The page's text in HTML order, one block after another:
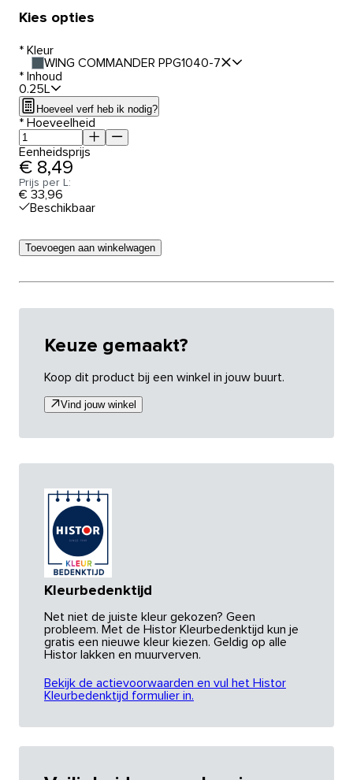
Kies opties
* Kleur
WING COMMANDER PPG1040-7
* Inhoud
0.25L
Hoeveel verf heb ik nodig?
* Hoeveelheid
Eenheidsprijs
€ 8,49
Prijs per L:
€ 33,96
Beschikbaar
Toevoegen aan winkelwagen
Keuze gemaakt?
Koop dit product bij een winkel in jouw buurt.
Vind jouw winkel
Kleurbedenktijd
Net niet de juiste kleur gekozen? Geen
probleem. Met de Histor Kleurbedenktijd kun je
gratis een nieuwe kleur kiezen. Geldig op alle
Histor lakken en muurverven.
Bekijk de actievoorwaarden en vul het Histor
Kleurbedenktijd formulier in.